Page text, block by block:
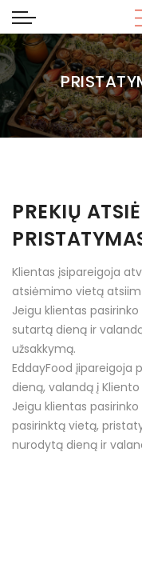
PREKIŲ
Klientas įsipareigoja
atsiėmimo vietą
Jeigu klientas
sutartą dieną ir
užsakkymą.
EddayFood įipareigoja
dieną, valandą į
Jeigu klientas
pasirinktą vietą,
nurodytą dieną ir